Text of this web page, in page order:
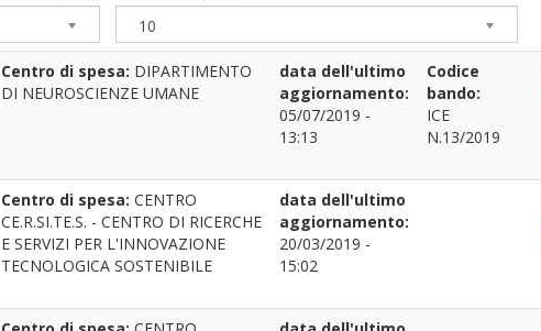
10
Centro di spesa: DIPARTIMENTO
DI NEUROSCIENZE UMANE
data dell'ultimo
aggiornamento:
05/07/2019 -
13:13
Codice
bando:
ICE
N.13/2019
Centro di spesa: CENTRO
CE.R.SI.TE.S. - CENTRO DI RICERCHE
E SERVIZI PER L'INNOVAZIONE
TECNOLOGICA SOSTENIBILE
data dell'ultimo
aggiornamento:
20/03/2019 -
15:02